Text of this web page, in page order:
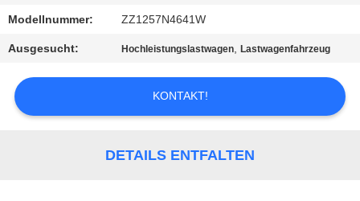
UM
EIN
ANGEBOT
Modellnummer: ZZ1257N4641W
Ausgesucht: Hochleistungslastwagen,Lastwagenfahrzeug
KONTAKT!
DETAILS ENTFALTEN